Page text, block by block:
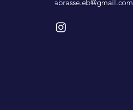
abrasse.eb@gmail.com